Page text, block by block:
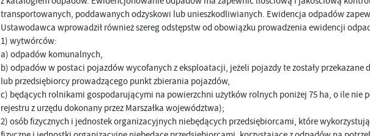
transportowanych, poddawanych odzyskowi lub unieszkodliwianych. Ewidencja odpadów
Ustawodawca wprowadził również szereg odstępstw od obowiązku prowadzenia ewidencji
1) wytwórców:
a) odpadów komunalnych,
b) odpadów w postaci pojazdów wycofanych z eksploatacji, jeżeli pojazdy te zostały
lub przedsiębiorcy prowadzącego punkt zbierania pojazdów,
c) będących rolnikami gospodarującymi na powierzchni użytków rolnych poniżej 75 ha, o ile nie
rejestru z urzędu dokonany przez Marszałka województwa);
2) osób fizycznych i jednostek organizacyjnych niebędących przedsiębiorcami, które